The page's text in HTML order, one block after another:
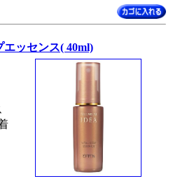
ッセンス( 40ml)